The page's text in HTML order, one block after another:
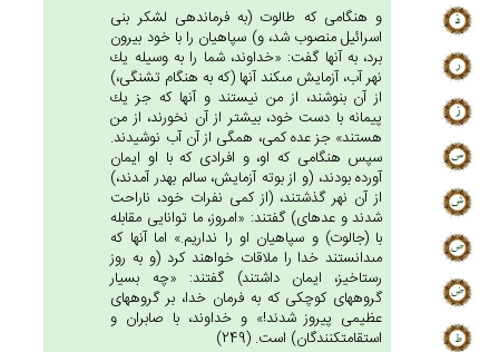
و هنگامى كه طالوت (به فرماندهى لشكر بنى
اسرائيل منصوب شد، و) سپاهيان را با خود بيرون
برد، به آنها گفت: «خداوند، شما را به وسيله يك
نهر آب، آزمايش مى‏كند آنها (كه به هنگام تشنگى،)
از آن بنوشند، از من نيستند و آنها كه جز يك
پيمانه با دست خود، بيشتر از آن نخورند، از من
هستند» جز عده كمى، همگى از آن آب نوشيدند.
سپس هنگامى كه او، و افرادى كه با او ايمان
آورده بودند، (و از بوته آزمايش، سالم به‏در آمدند،)
از آن نهر گذشتند، (از كمى نفرات خود، ناراحت
شدند و عده‏اى) گفتند: «امروز، ما توانايى مقابله
با (جالوت) و سپاهيان او را نداريم.» اما آنها كه
مى‏دانستند خدا را ملاقات خواهند كرد (و به روز
رستاخيز، ايمان داشتند) گفتند: «چه بسيار
گروه‏هاى كوچكى كه به فرمان خدا، بر گروه‏هاى
عظيمى پيروز شدند!» و خداوند، با صابران و
استقامت‏كنندگان) است. (249)